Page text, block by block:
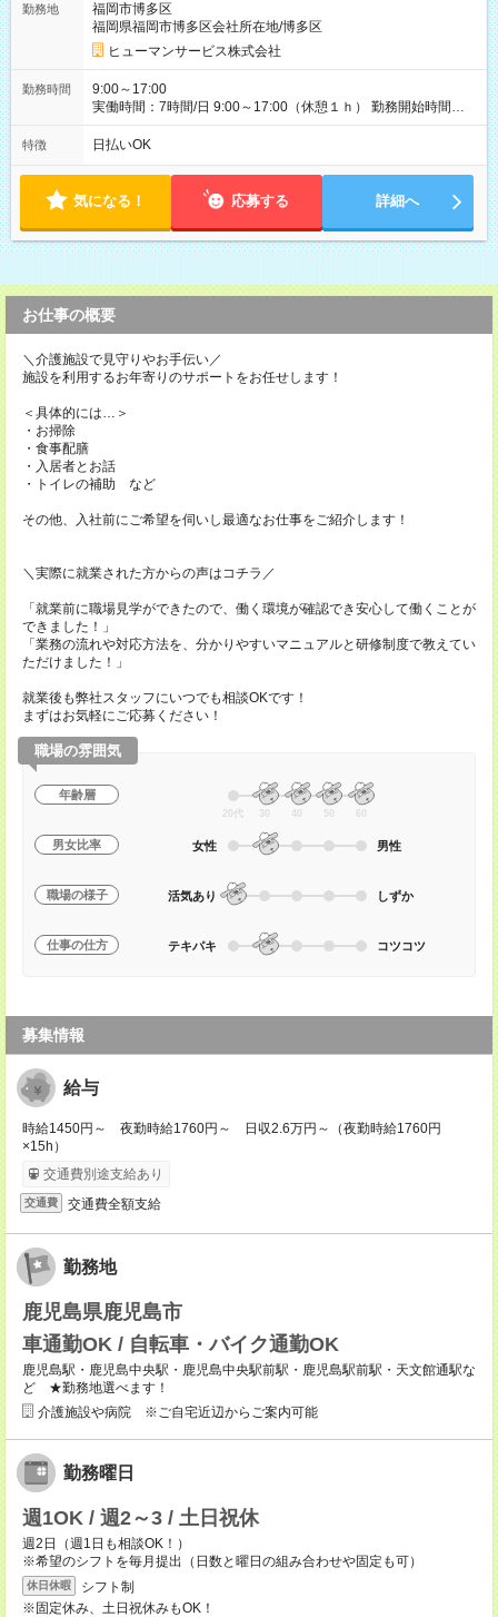
ど）は、ご希望状況をヒヤリングして調整できることがありま
す。応募時に、ご相談頂きます様お願いします。 ※公共交通機
関、駐車場あり。（粕屋郡） 【試用期間】試用期間なし
勤務地
福岡市博多区
福岡県福岡市博多区会社所在地/博多区
ヒューマンサービス株式会社
勤務時間
9:00～17:00
実働時間：7時間/日 9:00～17:00（休憩１ｈ） 勤務開始時間等
の調整も受けたまります。 （例：10時から17時 など） お気軽
にご相談・お問い合わせをメールで返信してください。
特徴 日払いOK
気になる！ 応募する 詳細へ
お仕事の概要
＼介護施設で見守りやお手伝い／
施設を利用するお年寄りのサポートをお任せします！
＜具体的には…＞
・お掃除
・食事配膳
・入居者とお話
・トイレの補助 など
その他、入社前にご希望を伺いし最適なお仕事をご紹介します！
＼実際に就業された方からの声はコチラ／
「就業前に職場見学ができたので、働く環境が確認でき安心して働くことが
できました！」
「業務の流れや対応方法を、分かりやすいマニュアルと研修制度で教えてい
ただけました！」
就業後も弊社スタッフにいつでも相談OKです！
まずはお気軽にご応募ください！
職場の雰囲気
年齢層
20代 30 40 50 60
男女比率 女性 男性
職場の様子 活気あり しずか
仕事の仕方 テキパキ コツコツ
募集情報
給与
時給1450円～ 夜勤時給1760円～ 日収2.6万円～（夜勤時給1760円
×15h）
交通費別途支給あり
交通費 交通費全額支給
勤務地
鹿児島県鹿児島市
車通勤OK / 自転車・バイク通勤OK
鹿児島駅・鹿児島中央駅・鹿児島中央駅前駅・鹿児島駅前駅・天文館通駅な
ど ★勤務地選べます！
介護施設や病院 ※ご自宅近辺からご案内可能
勤務曜日
週1OK / 週2～3 / 土日祝休
週2日（週1日も相談OK！）
※希望のシフトを毎月提出（日数と曜日の組み合わせや固定も可）
休日休暇
シフト制
※固定休み、土日祝休みもOK！